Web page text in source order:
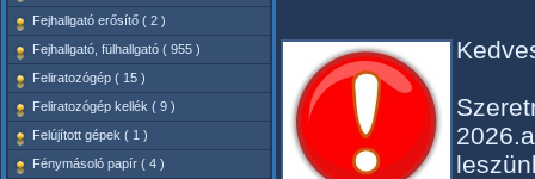
Fejhallgató erősítő ( 2 )
Fejhallgató, fülhallgató ( 955 )
Feliratozógép ( 15 )
Feliratozógép kellék ( 9 )
Felújított gépek ( 1 )
Fénymásoló papír ( 4 )